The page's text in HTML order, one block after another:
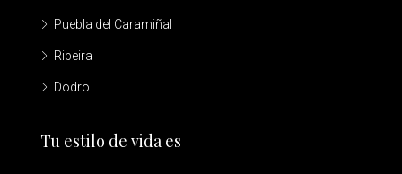
Puebla del Caramiñal
Ribeira
Dodro
Tu estilo de vida es